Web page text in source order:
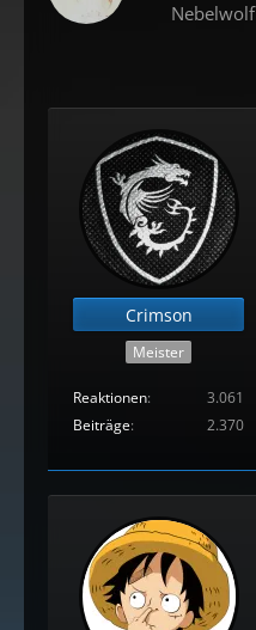
Nebelwolf
Crimson
Meister
Reaktionen
3.061
Beiträge
2.370